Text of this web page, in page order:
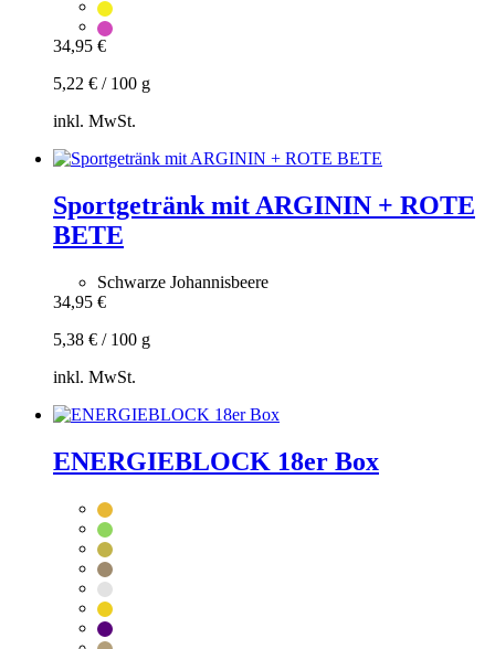
34,95 €
5,22 € / 100 g
inkl. MwSt.
Zum
hinzufügen
Dieses
Produkt
mehrere
Varianten
auf.
Die
können
der
gewählt
werden
Sportgetränk mit ARGININ + ROTE
BETE
Schwarze Johannisbeere
34,95 €
5,38 € / 100 g
inkl. MwSt.
Zum
hinzufügen
ENERGIEBLOCK 18er Box